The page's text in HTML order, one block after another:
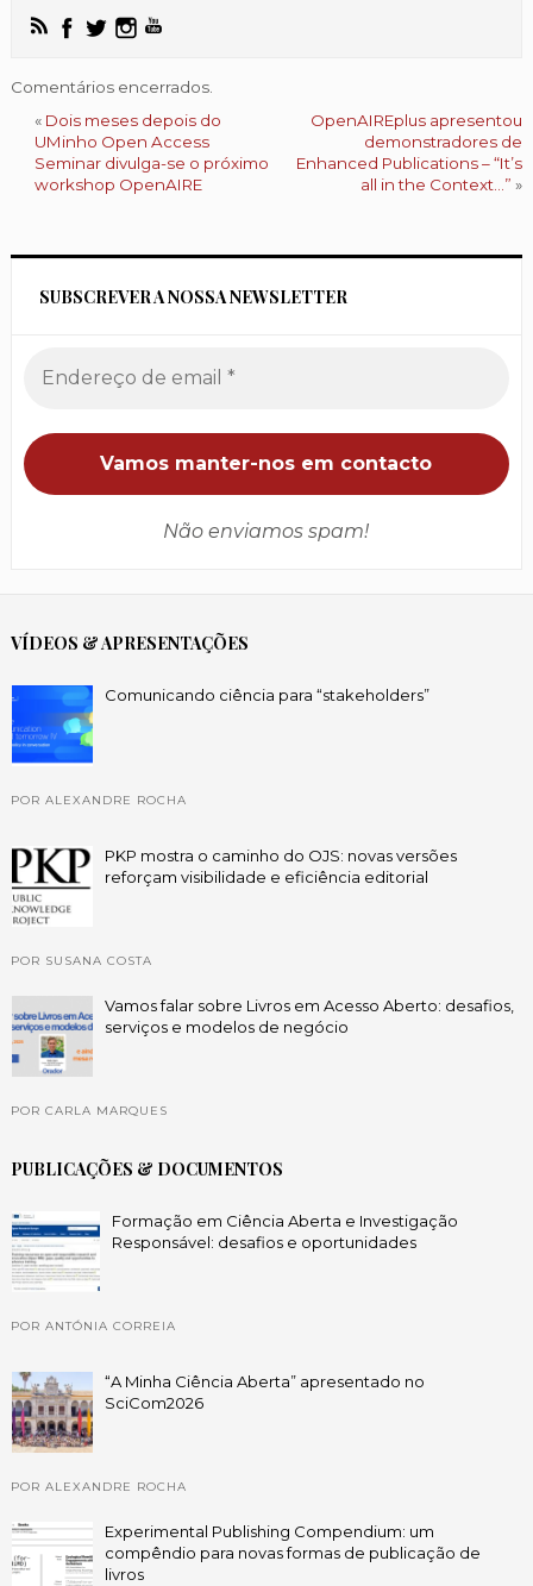
Comentários encerrados.
« Dois meses depois do
UMinho Open Access
Seminar divulga-se o próximo
workshop OpenAIRE
OpenAIREplus apresentou
demonstradores de
Enhanced Publications – “It’s
all in the Context…” »
SUBSCREVER A NOSSA NEWSLETTER
Não enviamos spam!
VÍDEOS & APRESENTAÇÕES
Comunicando ciência para “stakeholders”
POR ALEXANDRE ROCHA
PKP mostra o caminho do OJS: novas versões
reforçam visibilidade e eficiência editorial
POR SUSANA COSTA
Vamos falar sobre Livros em Acesso Aberto: desafios,
serviços e modelos de negócio
POR CARLA MARQUES
PUBLICAÇÕES & DOCUMENTOS
Formação em Ciência Aberta e Investigação
Responsável: desafios e oportunidades
POR ANTÓNIA CORREIA
“A Minha Ciência Aberta” apresentado no
SciCom2026
POR ALEXANDRE ROCHA
Experimental Publishing Compendium: um
compêndio para novas formas de publicação de
livros